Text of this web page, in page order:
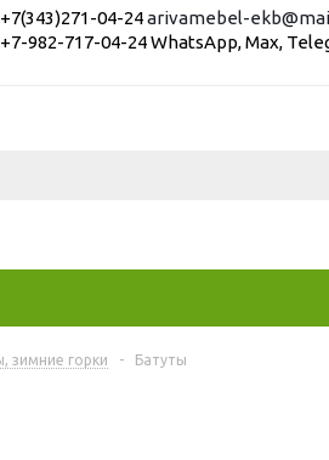
ответ
+7(343)271-04-24arivamebel-
+7-982-717-04-24 WhatsApp, Max,
зимние горки - Батуты